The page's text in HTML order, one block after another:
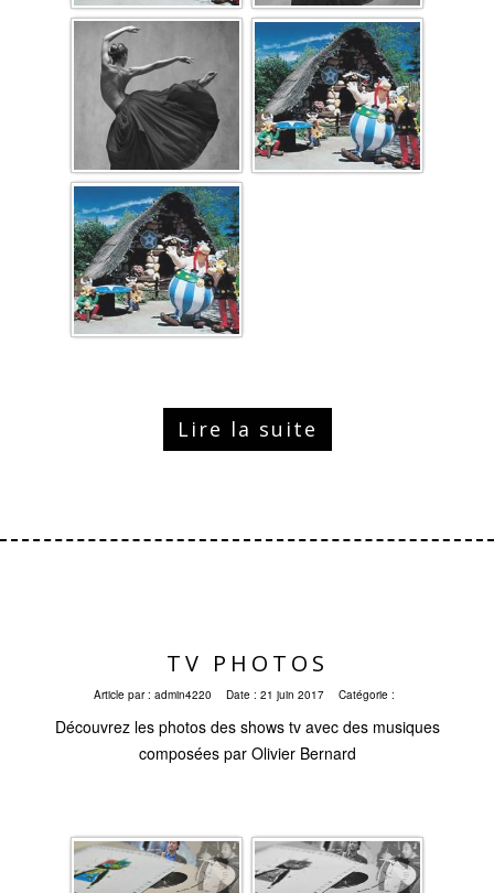
Lire la suite
TV PHOTOS
Article par : admin4220 Date : 21 juin 2017 Catégorie :
Découvrez les photos des shows tv avec des musiques
composées par Olivier Bernard